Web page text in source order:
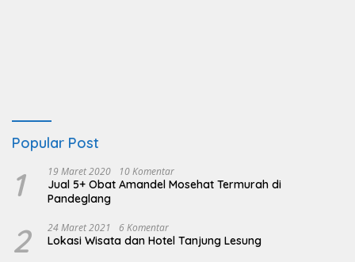
Popular Post
1 19 Maret 2020 10 Komentar
Jual 5+ Obat Amandel Mosehat Termurah di
Pandeglang
2 24 Maret 2021 6 Komentar
Lokasi Wisata dan Hotel Tanjung Lesung